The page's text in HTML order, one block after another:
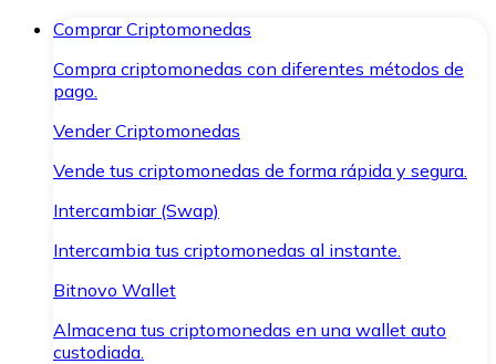
Comprar Criptomonedas
Compra criptomonedas con diferentes métodos de
pago.
Vender Criptomonedas
Vende tus criptomonedas de forma rápida y segura.
Intercambiar (Swap)
Intercambia tus criptomonedas al instante.
Bitnovo Wallet
Almacena tus criptomonedas en una wallet auto
custodiada.